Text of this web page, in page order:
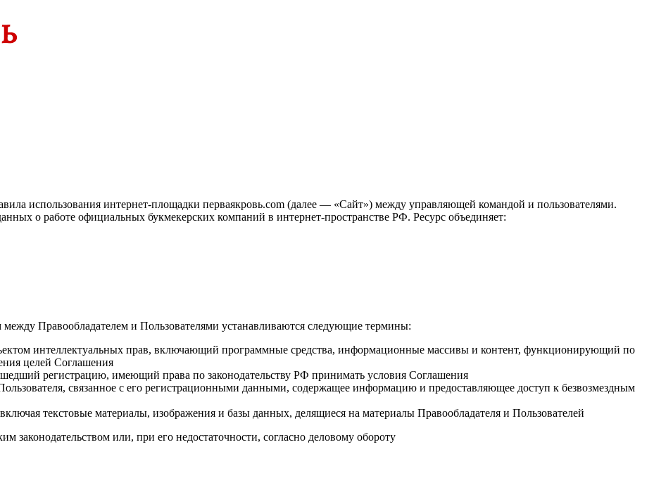
использования интернет-площадки перваякровь.com (далее — «Сайт») между управляющей командой и пользователями.
о работе официальных букмекерских компаний в интернет-пространстве РФ. Ресурс объединяет:
Правообладателем и Пользователями устанавливаются следующие термины:
интеллектуальных прав, включающий программные средства, информационные массивы и контент, функционирующий по
целей Соглашения
регистрацию, имеющий права по законодательству РФ принимать условия Соглашения
связанное с его регистрационными данными, содержащее информацию и предоставляющее доступ к безвозмездным
текстовые материалы, изображения и базы данных, делящиеся на материалы Правообладателя и Пользователей
законодательством или, при его недостаточности, согласно деловому обороту